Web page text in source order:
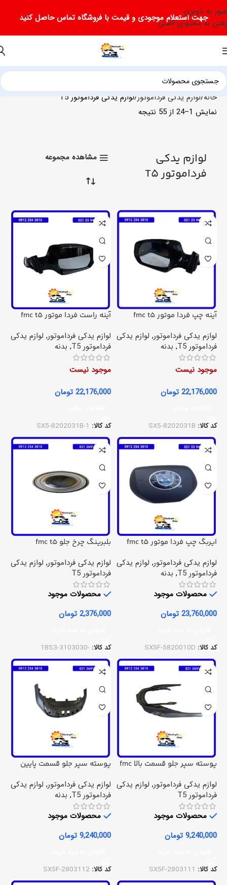
عبور به ناوبری
رفتن به محتوای اصلی
جهت استعلام موجودی و قیمت با فروشگاه تماس حاصل کنید
خانه لوازم یدکی فرداموتور لوازم یدکی فرداموتور T5
نمایش 1–24 از 55 نتیجه
لوازم یدکی
فرداموتور T5
مشاهده مجموعه
آینه چپ فردا موتور fmc t5
لوازم یدکی فرداموتور, لوازم یدکی
فرداموتور T5
, بدنه
موجود نیست
22,176,000 تومان
کد کالا: SX5-8202031B
آینه راست فردا موتور fmc t5
لوازم یدکی فرداموتور, لوازم یدکی
فرداموتور T5
, بدنه
موجود نیست
22,176,000 تومان
کد کالا: SX5-8202031B-1
ایربگ چپ فردا موتور fmc t5
لوازم یدکی فرداموتور, لوازم یدکی
فرداموتور T5
, بدنه
محصولات موجود
23,760,000 تومان
کد کالا: SX5F-5820010D
بلبرینگ چرخ جلو fmc t5
لوازم یدکی فرداموتور, لوازم یدکی
فرداموتور T5
محصولات موجود
2,376,000 تومان
کد کالا: -1BS3-3103030
پوسته سپر جلو قسمت بالا fmc
لوازم یدکی فرداموتور, لوازم یدکی
فرداموتور T5
محصولات موجود
9,240,000 تومان
کد کالا: SX5F-2803111
پوسته سپر جلو قسمت پایین
لوازم یدکی فرداموتور, لوازم یدکی
فرداموتور T5
, بدنه
محصولات موجود
9,240,000 تومان
کد کالا: SX5F-2803112